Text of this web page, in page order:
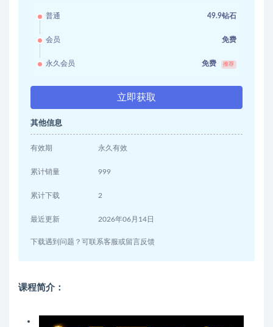
普通 49.9钻石
会员 免费
永久会员 免费 推荐
立即获取
其他信息
有效期 永久有效
累计销量 999
累计下载 2
最近更新 2026年06月14日
下载遇到问题？可联系客服或留言反馈
课程简介：